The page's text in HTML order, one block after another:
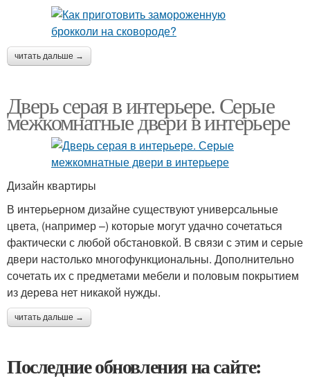
читать дальше →
Дверь серая в интерьере. Серые
межкомнатные двери в интерьере
Дизайн квартиры
В интерьерном дизайне существуют универсальные
цвета, (например –) которые могут удачно сочетаться
фактически с любой обстановкой. В связи с этим и серые
двери настолько многофункциональны. Дополнительно
сочетать их с предметами мебели и половым покрытием
из дерева нет никакой нужды.
читать дальше →
Последние обновления на сайте: